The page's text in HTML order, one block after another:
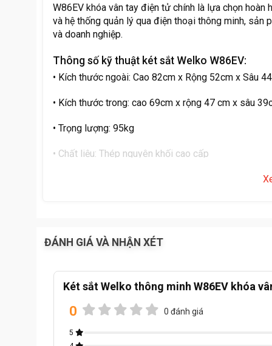
W86EV khóa vân tay điện tử chính là lựa chọn
và hệ thống quản lý qua điện thoại thông minh, sản
và doanh nghiệp.
Thông số kỹ thuật két sắt Welko W86EV:
• Kích thước ngoài: Cao 82cm x Rộng 52cm x Sâu
• Kích thước trong: cao 69cm x rộng 47 cm x sâu
• Trọng lượng: 95kg
• Chất liệu: Thép nguyên khối cao cấp
đợt chia ngăn tiện lợi
Hệ thống bảo mật đa lớp hiện đại:
• Chìa khóa cơ truyền thống
ĐÁNH GIÁ VÀ NHẬN XÉT
Két sắt Welko thông minh W86EV khóa
0 0 đánh giá
5